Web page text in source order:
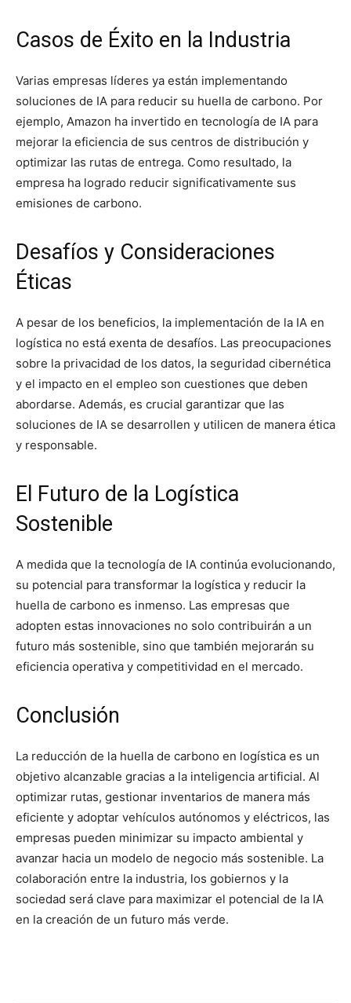
Casos de Éxito en la Industria
Varias empresas líderes ya están implementando
soluciones de IA para reducir su huella de carbono. Por
ejemplo, Amazon ha invertido en tecnología de IA para
mejorar la eficiencia de sus centros de distribución y
optimizar las rutas de entrega. Como resultado, la
empresa ha logrado reducir significativamente sus
emisiones de carbono.
Desafíos y Consideraciones
Éticas
A pesar de los beneficios, la implementación de la IA en
logística no está exenta de desafíos. Las preocupaciones
sobre la privacidad de los datos, la seguridad cibernética
y el impacto en el empleo son cuestiones que deben
abordarse. Además, es crucial garantizar que las
soluciones de IA se desarrollen y utilicen de manera ética
y responsable.
El Futuro de la Logística
Sostenible
A medida que la tecnología de IA continúa evolucionando,
su potencial para transformar la logística y reducir la
huella de carbono es inmenso. Las empresas que
adopten estas innovaciones no solo contribuirán a un
futuro más sostenible, sino que también mejorarán su
eficiencia operativa y competitividad en el mercado.
Conclusión
La reducción de la huella de carbono en logística es un
objetivo alcanzable gracias a la inteligencia artificial. Al
optimizar rutas, gestionar inventarios de manera más
eficiente y adoptar vehículos autónomos y eléctricos, las
empresas pueden minimizar su impacto ambiental y
avanzar hacia un modelo de negocio más sostenible. La
colaboración entre la industria, los gobiernos y la
sociedad será clave para maximizar el potencial de la IA
en la creación de un futuro más verde.